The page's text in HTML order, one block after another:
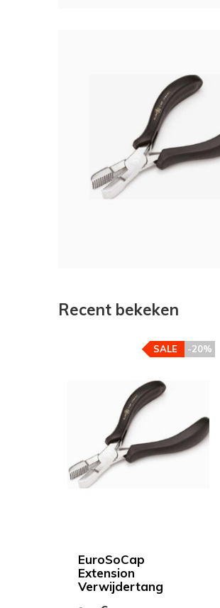
Recent bekeken
EuroSoCap
Extension
Verwijdertang
-20%
SALE